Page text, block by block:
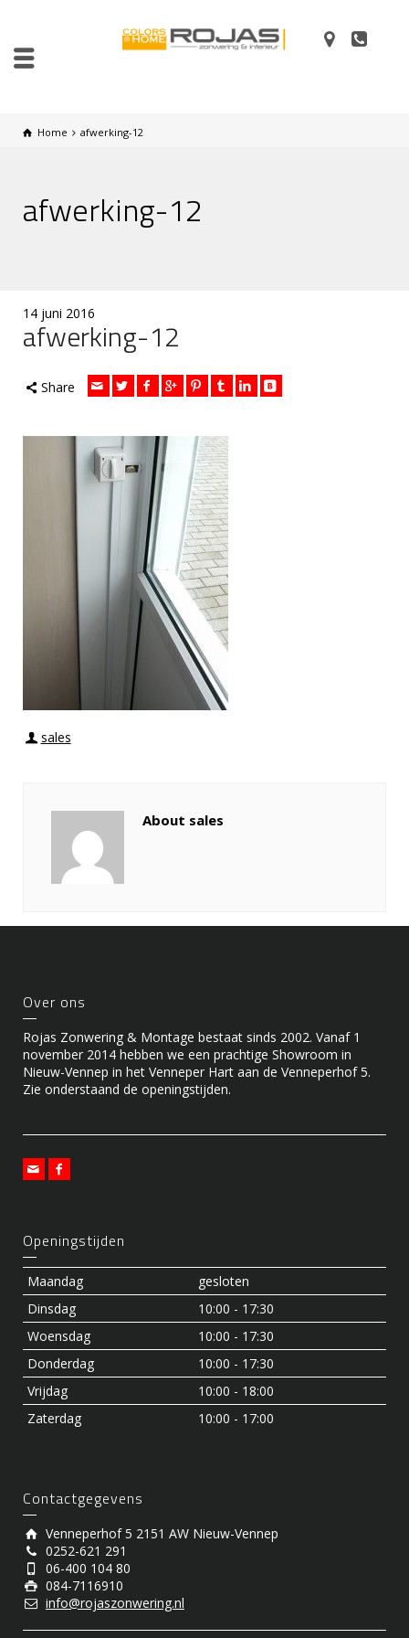
Home afwerking-12
afwerking-12
14 juni 2016
afwerking-12
Share
sales
About sales
Over ons
Rojas Zonwering & Montage bestaat sinds 2002. Vanaf 1
november 2014 hebben we een prachtige Showroom in
Nieuw-Vennep in het Venneper Hart aan de Venneperhof 5.
Zie onderstaand de openingstijden.
Openingstijden
Maandag
gesloten
Dinsdag
10:00 - 17:30
Woensdag
10:00 - 17:30
Donderdag
10:00 - 17:30
Vrijdag
10:00 - 18:00
Zaterdag
10:00 - 17:00
Contactgegevens
Venneperhof 5 2151 AW Nieuw-Vennep
0252-621 291
06-400 104 80
084-7116910
info@rojaszonwering.nl